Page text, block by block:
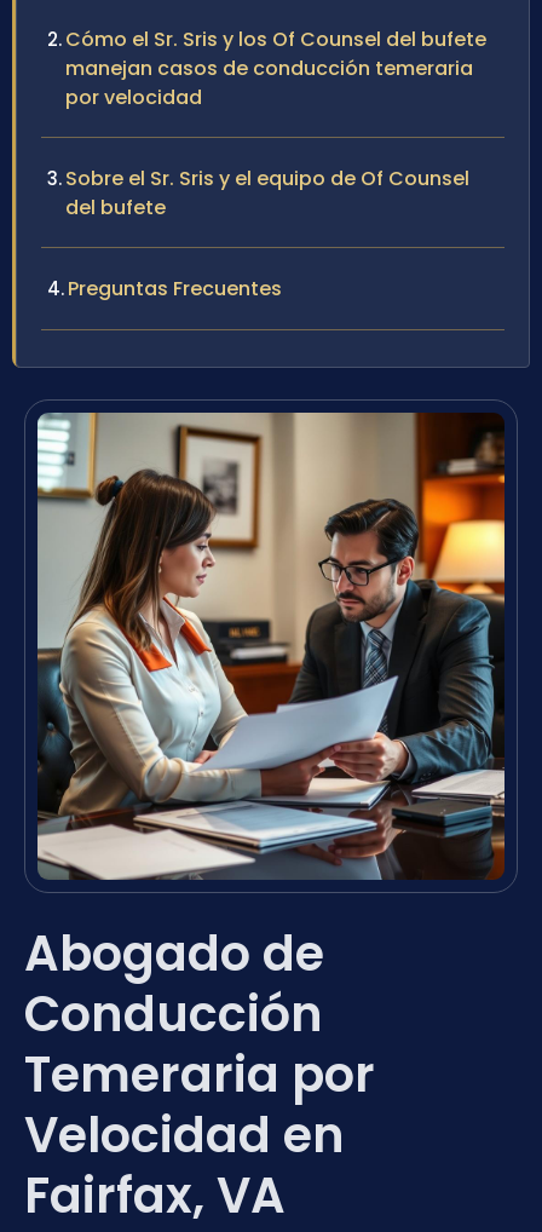
Cómo el Sr. Sris y los Of Counsel del bufete
manejan casos de conducción temeraria
por velocidad
Sobre el Sr. Sris y el equipo de Of Counsel
del bufete
Preguntas Frecuentes
Abogado de
Conducción
Temeraria por
Velocidad en
Fairfax, VA